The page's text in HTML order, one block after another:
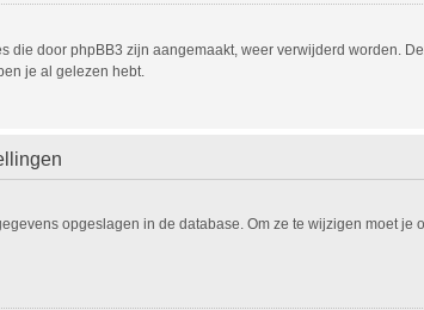
die door phpBB3 zijn aangemaakt, weer verwijderd worden.
je al gelezen hebt.
opgeslagen in de database. Om ze te wijzigen moet je